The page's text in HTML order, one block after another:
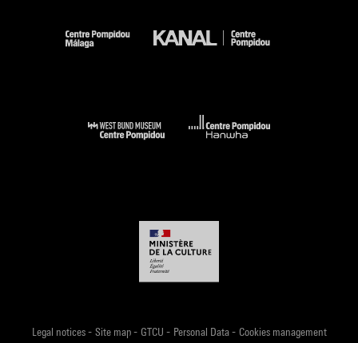
Legal notices- Site map- GTCU - Personal Data- Cookies management